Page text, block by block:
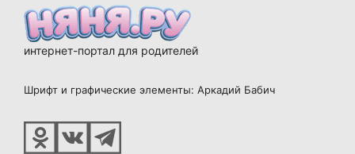
интернет-портал для родителей
Шрифт и графические элементы: Аркадий Бабич